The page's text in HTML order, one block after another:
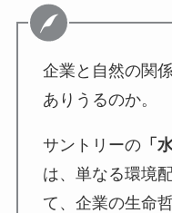
企業と自然の関
ありうるのか。
サントリーの「
は、単なる環境
て、企業の生命